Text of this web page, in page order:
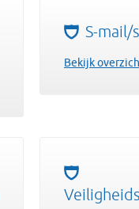
S-mail/
Bekijk